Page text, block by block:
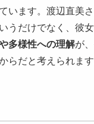
います。渡辺直美
うだけでなく、彼
多様性への理解が
らだと考えられます